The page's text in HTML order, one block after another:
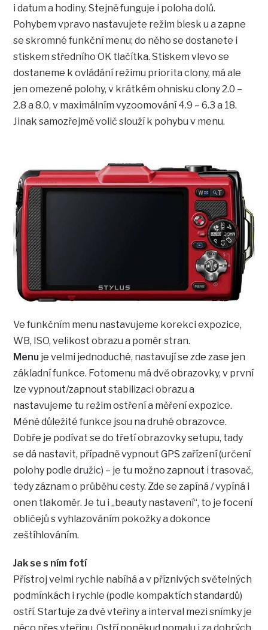
i datum a hodiny. Stejně funguje i poloha dolů.
Pohybem vpravo nastavujete režim blesk u a zapne
se skromné funkční menu; do něho se dostanete i
stiskem středního OK tlačítka. Stiskem vlevo se
dostaneme k ovládání režimu priorita clony, má ale
jen omezené polohy, v krátkém ohnisku clony 2.0 –
2.8 a 8.0, v maximálním vyzoomování 4.9 – 6.3 a 18.
Jinak samozřejmě volič slouží k pohybu v menu.
Ve funkčním menu nastavujeme korekci expozice,
WB, ISO, velikost obrazu a poměr stran.
Menu je velmi jednoduché, nastavují se zde zase jen
základní funkce. Fotomenu má dvě obrazovky, v první
lze vypnout/zapnout stabilizaci obrazu a
nastavujeme tu režim ostření a měření expozice.
Méně důležité funkce jsou na druhé obrazovce.
Dobře je podívat se do třetí obrazovky setupu, tady
se dá nastavit, případně vypnout GPS zařízení (určení
polohy podle družic) – je tu možno zapnout i trasovač,
tedy záznam o průběhu cesty. Zde se zapíná / vypíná i
onen tlakoměr. Je tu i „beauty nastavení“, to je focení
obličejů s vyhlazováním pokožky a dokonce
zeštíhlováním.
Jak se s ním fotí
Přístroj velmi rychle nabíhá a v příznivých světelných
podmínkách i rychle (podle kompaktích standardů)
ostří. Startuje za dvě vteřiny a interval mezi snímky je